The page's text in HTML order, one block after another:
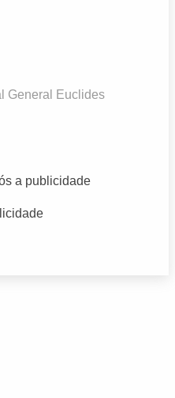
General Euclides
a publicidade